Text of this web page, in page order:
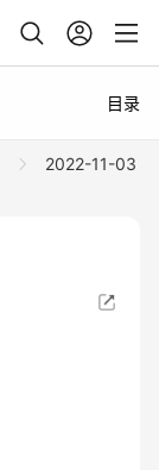
目录
2022-11-03